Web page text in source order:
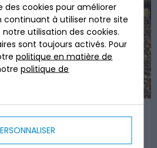
des cookies pour améliorer
continuant à utiliser notre site
utilisation des cookies.
sont toujours activés. Pour
politique en matière de
politique de
suite à la non-